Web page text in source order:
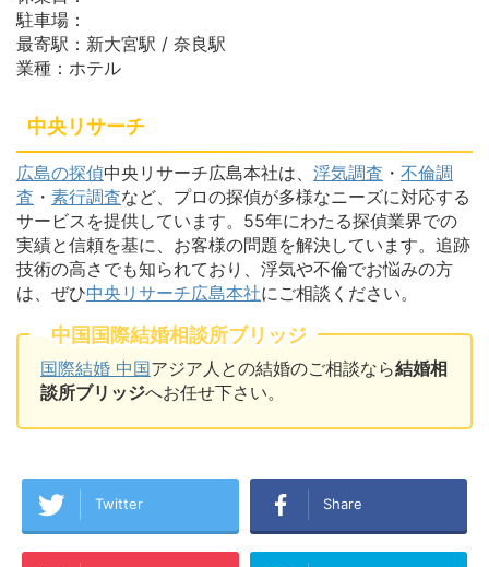
駐車場：
最寄駅：新大宮駅 / 奈良駅
業種：ホテル
中央リサーチ
広島の探偵中央リサーチ広島本社は、 浮気調査 ・ 不倫調
査 ・ 素行調査など、プロの探偵が多様なニーズに対応する
サービスを提供しています。55年にわたる探偵業界での
実績と信頼を基に、お客様の問題を解決しています。追跡
技術の高さでも知られており、浮気や不倫でお悩みの方
は、ぜひ中央リサーチ広島本社にご相談ください。
中国国際結婚相談所ブリッジ
国際結婚 中国アジア人との結婚のご相談なら結婚相
談所ブリッジへお任せ下さい。
Twitter Share